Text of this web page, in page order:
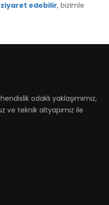
ziyaret edebilir, bizimle
odaklı yaklaşımımız,
ve teknik altyapımız ile